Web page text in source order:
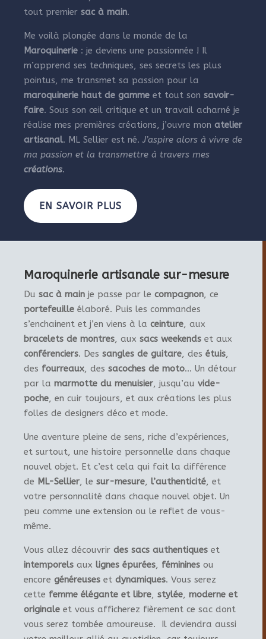
tout premier sac à main.
Me voilà plongée dans le monde de la
Maroquinerie : je deviens une passionnée ! Il
m’apprend ses techniques, ses secrets les plus
pointus, me transmet sa passion pour la
maroquinerie haut de gamme et tout son savoir-
faire. Sous son œil critique et un travail acharné je
réalise mes premières créations, j’ouvre mon atelier
artisanal. ML Sellier est né. J’aspire alors à vivre de
ma passion et la transmettre à travers mes
créations.
EN SAVOIR PLUS
Maroquinerie artisanale sur-mesure
Du sac à main je passe par le compagnon, ce
portefeuille élaboré. Puis les commandes
s’enchainent et j’en viens à la ceinture, aux
bracelets de montres, aux sacs weekends et aux
conférenciers. Des sangles de guitare, des étuis,
des fourreaux, des sacoches de moto… Un détour
par la marmotte du menuisier, jusqu’au vide-
poche, en cuir toujours, et aux créations les plus
folles de designers déco et mode.
Une aventure pleine de sens, riche d’expériences,
et surtout, une histoire personnelle dans chaque
nouvel objet. Et c’est cela qui fait la différence
de ML-Sellier, le sur-mesure, l’authenticité, et
votre personnalité dans chaque nouvel objet. Un
peu comme une extension ou le reflet de vous-
même.
Vous allez découvrir des sacs authentiques et
intemporels aux lignes épurées, féminines ou
encore généreuses et dynamiques. Vous serez
cette femme élégante et libre, stylée, moderne et
originale et vous afficherez fièrement ce sac dont
vous serez tombée amoureuse. Il deviendra aussi